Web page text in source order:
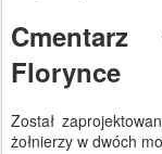
Florynce
Został
żołnierzy w dwóch